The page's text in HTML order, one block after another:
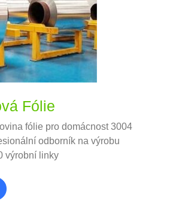
Fólie
fólie pro domácnost 3004
odborník na výrobu
výrobní linky